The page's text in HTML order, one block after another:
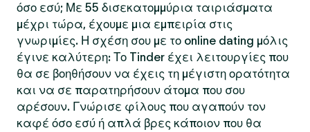
όσο εσύ; Με 55 δισεκατομμύρια ταιριάσματα
μέχρι τώρα, έχουμε μια εμπειρία στις
γνωριμίες. Η σχέση σου με το online dating μόλις
έγινε καλύτερη: Το Tinder έχει λειτουργίες που
θα σε βοηθήσουν να έχεις τη μέγιστη ορατότητα
και να σε παρατηρήσουν άτομα που σου
αρέσουν. Γνώρισε φίλους που αγαπούν τον
καφέ όσο εσύ ή απλά βρες κάποιον που θα